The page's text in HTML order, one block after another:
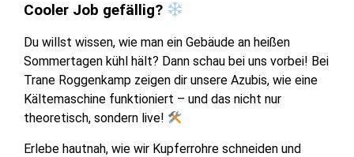
Cooler Job gefällig?
Du willst wissen, wie man ein Gebäude an heißen
Sommertagen kühl hält? Dann schau bei uns vorbei! Bei
Trane Roggenkamp zeigen dir unsere Azubis, wie eine
Kältemaschine funktioniert – und das nicht nur
theoretisch, sondern live!
Erlebe hautnah, wie wir Kupferrohre schneiden und